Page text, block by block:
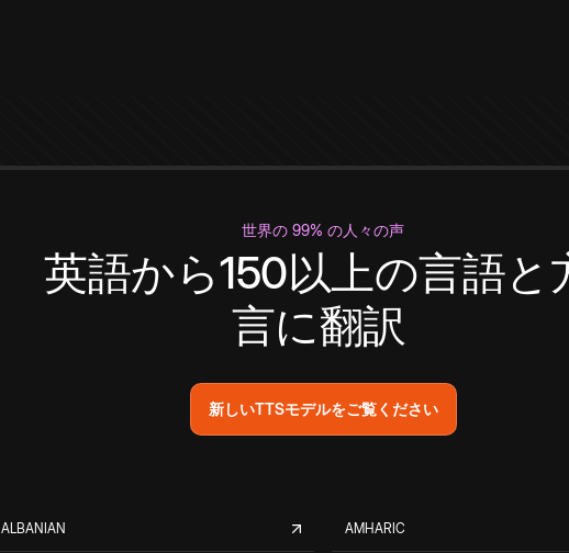
世界の 99% の人々の声
英語から150以上の言語と
言に翻訳
新しいTTSモデルをご覧ください
ALBANIAN AMHARIC